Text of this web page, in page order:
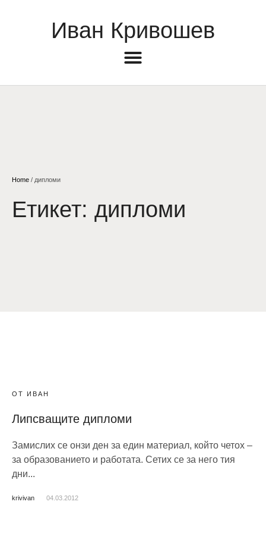
Иван Кривошев
Home / дипломи
Етикет: дипломи
ОТ ИВАН
Липсващите дипломи
Замислих се онзи ден за един материал, който четох –
за образованието и работата. Сетих се за него тия
дни...
krivivan 04.03.2012